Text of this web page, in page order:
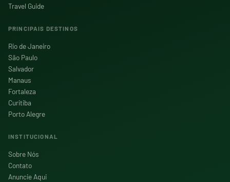
Travel Guide
PRINCIPAIS DESTINOS
Rio de Janeiro
São Paulo
Salvador
Manaus
Fortaleza
Curitiba
Porto Alegre
INSTITUCIONAL
Sobre Nós
Contato
Anuncie Aqui